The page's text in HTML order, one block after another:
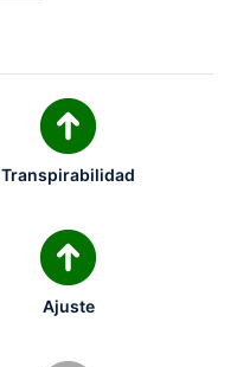
Transpirabilidad
Ajuste